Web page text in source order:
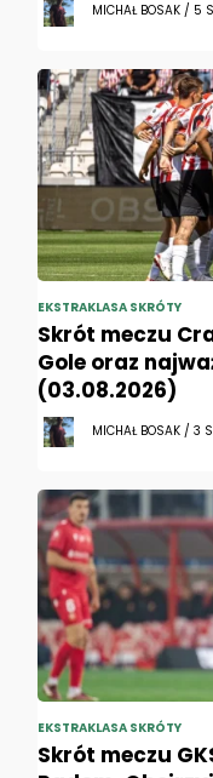
MICHAŁ BOSAK / 5
EKSTRAKLASA SKRÓTY
Skrót meczu
Gole oraz
(03.08.2026)
MICHAŁ BOSAK / 3
EKSTRAKLASA SKRÓTY
Skrót meczu